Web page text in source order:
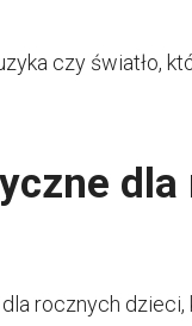
czy światło,
dla
rocznych dzieci,